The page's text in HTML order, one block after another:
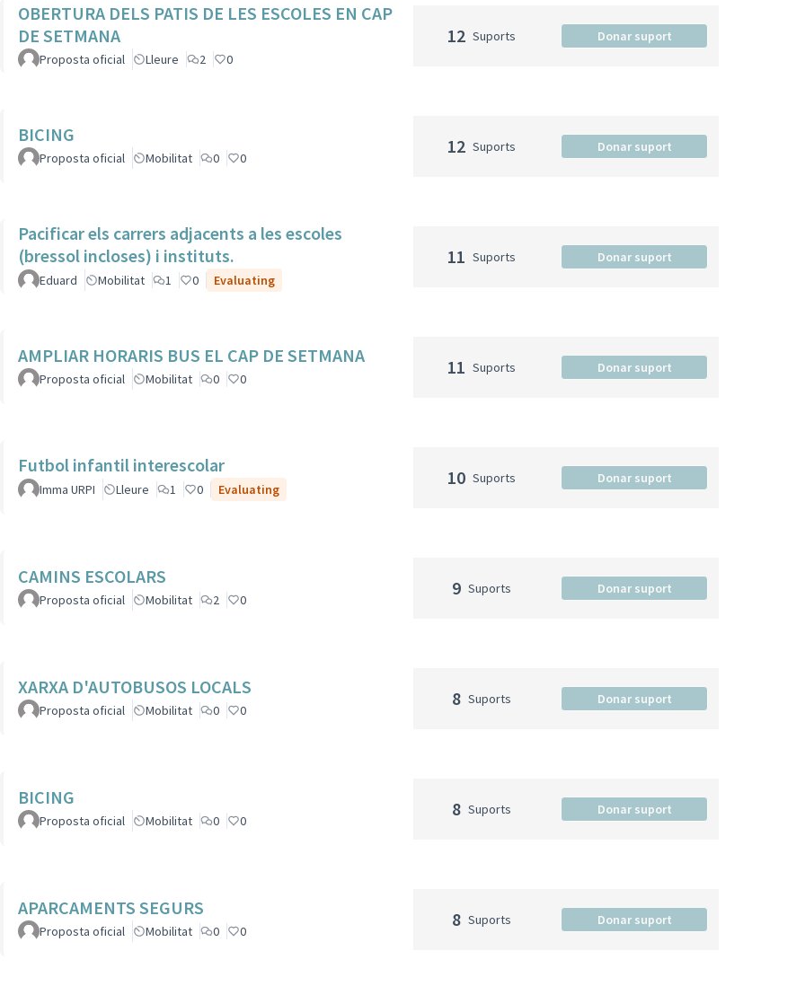
OBERTURA DELS PATIS DE LES ESCOLES EN CAP
DE SETMANA
Proposta oficial Lleure 2 0
12 Suports Donar suport
BICING
Proposta oficial Mobilitat 0 0
12 Suports Donar suport
Pacificar els carrers adjacents a les escoles
(bressol incloses) i instituts.
Eduard Mobilitat 1 0 Evaluating
11 Suports Donar suport
AMPLIAR HORARIS BUS EL CAP DE SETMANA
Proposta oficial Mobilitat 0 0
11 Suports Donar suport
Futbol infantil interescolar
Imma URPI Lleure 1 0 Evaluating
10 Suports Donar suport
CAMINS ESCOLARS
Proposta oficial Mobilitat 2 0
9 Suports Donar suport
XARXA D'AUTOBUSOS LOCALS
Proposta oficial Mobilitat 0 0
8 Suports Donar suport
BICING
Proposta oficial Mobilitat 0 0
8 Suports Donar suport
APARCAMENTS SEGURS
Proposta oficial Mobilitat 0 0
8 Suports Donar suport